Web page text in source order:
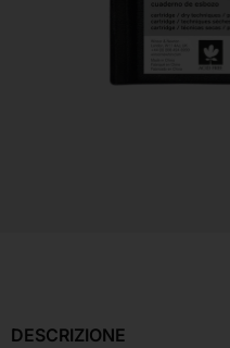
DESCRIZIONE